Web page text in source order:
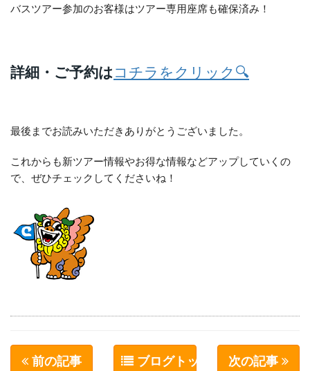
バスツアー参加のお客様はツアー専用座席も確保済み！
詳細・ご予約はコチラをクリック🔍
最後までお読みいただきありがとうございました。
これからも新ツアー情報やお得な情報などアップしていくの
で、ぜひチェックしてくださいね！
前の記事 ブログトップへ 次の記事